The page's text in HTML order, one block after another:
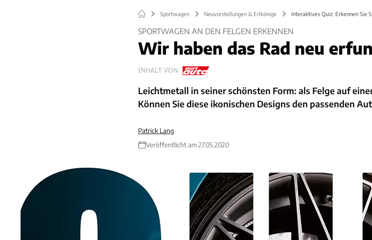
Sportwagen Neuvorstellungen & Erlkönige Interaktives Quiz: Erkennen Sie
SPORTWAGEN AN DEN FELGEN ERKENNEN
Wir haben das Rad neu
INHALT VON
Leichtmetall in seiner schönsten Form: als Felge auf
Können Sie diese ikonischen Designs den passenden
Patrick Lang
Veröffentlicht am 27.05.2020